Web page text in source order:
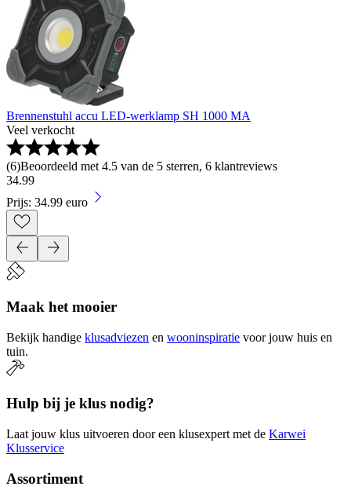
Brennenstuhl accu LED-werklamp SH 1000 MA
Veel verkocht
(6)Beoordeeld met 4.5 van de 5 sterren, 6 klantreviews
34.99
Prijs: 34.99 euro
Maak het mooier
Bekijk handige klusadviezen en wooninspiratie voor jouw huis en
tuin.
Hulp bij je klus nodig?
Laat jouw klus uitvoeren door een klusexpert met de Karwei
Klusservice
Assortiment